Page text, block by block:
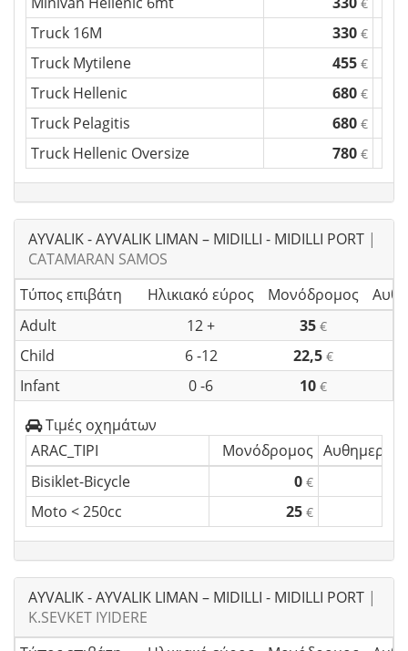
Truck 16M 330 €
Truck Mytilene 455 €
Truck Hellenic 680 €
Truck Pelagitis 680 €
Truck Hellenic Oversize 780 €
AYVALIK - AYVALIK LIMAN – MIDILLI - MIDILLI PORT |
CATAMARAN SAMOS
Τύπος επιβάτη
Ηλικιακό εύρος Μονόδρομος
Adult
12 + 35 €
Child 6 -12 22,5 €
Infant 0 -6 10 €
Τιμές οχημάτων
ARAC_TIPI
Μονόδρομος Αυθημερόν
Bisiklet-Bicycle
0 €
Moto < 250cc 25 €
AYVALIK - AYVALIK LIMAN – MIDILLI - MIDILLI PORT |
K.SEVKET IYIDERE